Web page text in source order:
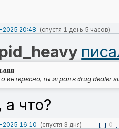
20:48 (спустя 1 день 5 часов)
интересно, ты играл в drug dealer
а что?
16:10 (спустя 3 дня) [-] 0